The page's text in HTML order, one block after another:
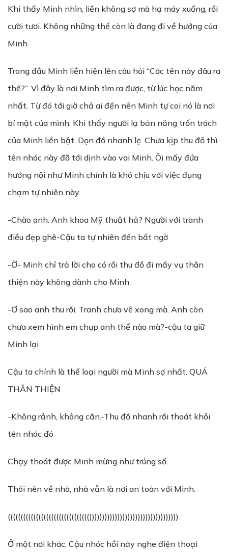
Khi thấy Minh nhìn, liền không sợ mà hạ máy xuống, rồi
cười tươi. Không những thế còn là đang đi về hướng của
Minh
Trong đầu Minh liền hiện lên câu hỏi “Các tên này đâu ra
thế?”. Vì đây là nơi Minh tìm ra được, từ lúc học năm
nhất. Từ đó tới giờ chả ai đến nên Minh tự coi nó là nơi
bí mật của mình. Khi thấy người lạ bản năng trốn trách
của Minh liền bật. Dọn đồ nhanh lẹ. Chưa kịp thu đồ thì
tên nhóc này đã tới dịnh vào vai Minh. Ôi mấy đứa
hướng nội như Minh chính là khó chịu với việc đụng
chạm tự nhiên này.
-Chào anh. Anh khoa Mỹ thuật hả? Người với tranh
điều đẹp ghê-Cậu ta tự nhiên đến bất ngờ
-Ờ- Minh chỉ trả lời cho có rồi thu đồ đi mấy vụ thân
thiện này không dành cho Minh
-Ơ sao anh thu rồi. Tranh chưa vẽ xong mà. Anh còn
chưa xem hình em chụp anh thế nào mà?-cậu ta giữ
Minh lại
Cậu ta chính là thể loại người mà Minh sợ nhất. QUÁ
THÂN THIỆN
-Không rảnh, không cần.-Thu đồ nhanh rồi thoát khỏi
tên nhóc đó
Chạy thoát được Minh mừng như trúng số.
Thôi nên về nhà, nhà vẫn là nơi an toàn với Minh.
(((((((((((((((((((((((((((((((()))))))))))))))))))))))))))))))))))
Ở một nơi khác. Cậu nhóc hồi nảy nghe điện thoại